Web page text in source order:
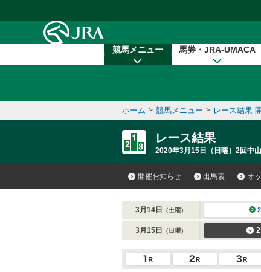
競馬メニュー 馬券・JRA-UMACA
ホーム > 競馬メニュー > レース結果
レース結果
2020年3月15日（日曜）2回中
開催お知らせ 出馬表 オ
3月14日 （土曜）
3月15日 （日曜）